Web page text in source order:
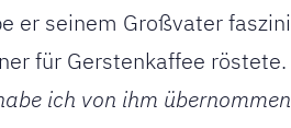
er seinem Großvater
für Gerstenkaffee röstete.
ich von ihm